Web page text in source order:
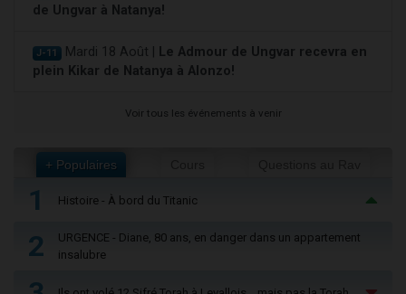
de Ungvar à Natanya!
J-11 Mardi 18 Août |
Le Admour de Ungvar recevra en
plein Kikar de Natanya à Alonzo!
Voir tous les événements à venir
+ Populaires
1 Histoire - À bord du Titanic
2
URGENCE - Diane, 80 ans, en danger dans un appartement
insalubre